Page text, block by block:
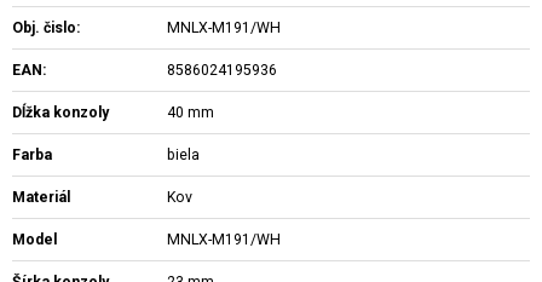
Obj. čislo: MNLX-M191/WH
EAN: 8586024195936
Dĺžka konzoly 40 mm
Farba biela
Materiál Kov
Model MNLX-M191/WH